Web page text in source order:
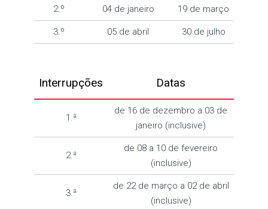
2.º 04 de janeiro 19 de março
3.º 05 de abril 30 de julho
Interrupções Datas
1.ª
de 16 de dezembro a 03 de
janeiro (inclusive)
2.ª
de 08 a 10 de fevereiro
(inclusive)
3.ª
de 22 de março a 02 de abril
(inclusive)